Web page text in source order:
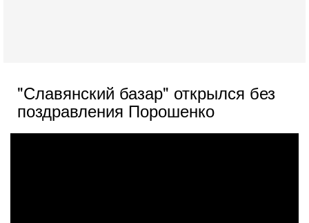
"Славянский базар" открылся без
поздравления Порошенко